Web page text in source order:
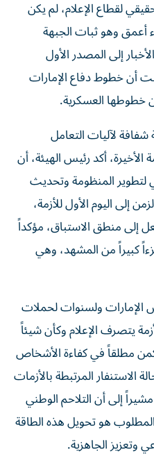
لقطاع الإعلام، لم يكن
وهو ثبات الجبهة
إلى المصدر الأول
أن خطوط دفاع الإمارات
خطوطها العسكرية.
لآليات التعامل
الأخيرة، أكد رئيس الهيئة، أن
لتطوير المنظومة وتحديث
إلى اليوم الأول للأزمة،
إلى منطق الاستباق، مؤكداً
كبيراً من المشهد، وهي
ولسنوات لحملات
يتصرف الإعلام وكأن شيئاً
مطلقاً في كفاءة الأشخاص
الاستنفار المرتبطة بالأزمات
إلى أن التلاحم الوطني
هو تحويل هذه الطاقة
وتعزيز الجاهزية.